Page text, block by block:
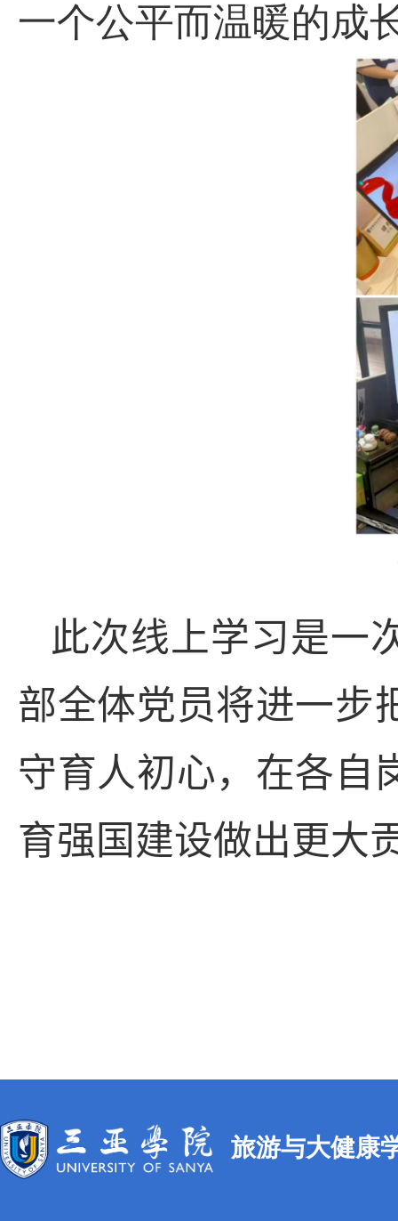
一个公平而温暖的成
此次线上学习是一
部全体党员将进一步
守育人初心，在各自
育强国建设做出更大
旅游与大健康